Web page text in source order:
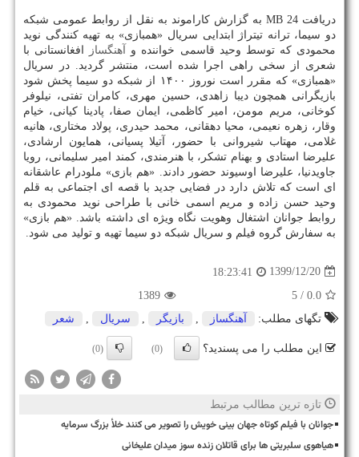
دریافت 24 MB به گزارش کاراموند به نقل از روابط عمومی شبکه
دو سیما، ترانه تیتراژ ابتدایی سریال «همبازی» به تهیه کنندگی نوید
محمودی که توسط وحید قاسمی خواننده و
آهنگساز
افغانستانی با
شعری از سخی راهی اجرا شده است، منتشر گردید. در سریال
«همبازی» که مقرر است نوروز ۱۴۰۰ از شبکه دو سیما پخش شود
بازیگرانی همچون دیبا زاهدی، حسین مهری، کامران تفتی، نیلوفر
کوخانی، مریم مومن، امیر کاظمی، ایمان صفا، پادینا کیانی، خیام
وقار، زهره نعیمی، محیا دهقانی، محمد حیدری، پولاد مختاری، هانیه
غلامی، مهتاب شیروانی با حضور، آتیلا پسیانی، همایون ارشادی،
علیرضا استادی و بهنام تشکر، با هنرمندی، کمند امیر سلیمانی، رویا
جاویدنیا، علیرضا اوسیوند حضور دادند. «هم بازی» ملودرام عاشقانه
ای است که تلاش دارد در فضایی جدید با قصه ای اجتماعی به قلم
وحید حسن زاده و مریم اسمی خانی با طراحی نوید محمودی به
روابط جوانان اشتغال وهویت نگاه ویژه ای داشته باشد. «هم بازی»
به سفارش گروه فیلم و سریال شبکه دو سیما تهیه و تولید می شود.
1399/12/20
18:23:41
0.0
/ 5
1389
تگهای مطلب:
آهنگساز , بازیگر , سریال , شعر
این مطلب را می پسندید؟ (0)
(0)
تازه ترین مطالب مرتبط
جوانان با فیلم کوتاه جهان بینی خویش را تصویر می کنند خلأ بزرگ سرمایه
هیاهوی سلبریتی ها برای قاتلان زنده سوز میدان علیخانی